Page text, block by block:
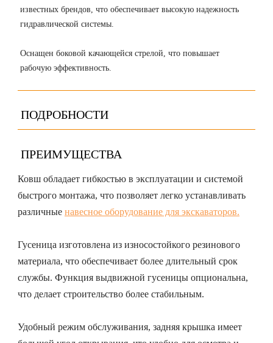
известных брендов, что обеспечивает высокую надежность
гидравлической системы.
Оснащен боковой качающейся стрелой, что повышает
рабочую эффективность.
ПОДРОБНОСТИ
ПРЕИМУЩЕСТВА
Ковш обладает гибкостью в эксплуатации и системой
быстрого монтажа, что позволяет легко устанавливать
различные навесное оборудование для экскаваторов.
Гусеница изготовлена из износостойкого резинового
материала, что обеспечивает более длительный срок
службы. Функция выдвижной гусеницы опциональна,
что делает строительство более стабильным.
Удобный режим обслуживания, задняя крышка имеет